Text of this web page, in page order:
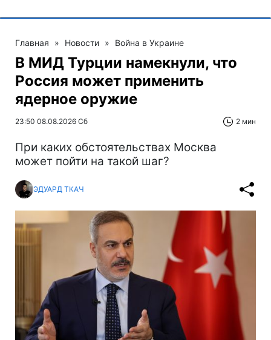
Главная » Новости » Война в Украине
В МИД Турции намекнули, что
Россия может применить
ядерное оружие
23:50 08.08.2026 Сб 2 мин
При каких обстоятельствах Москва
может пойти на такой шаг?
ЭДУАРД ТКАЧ